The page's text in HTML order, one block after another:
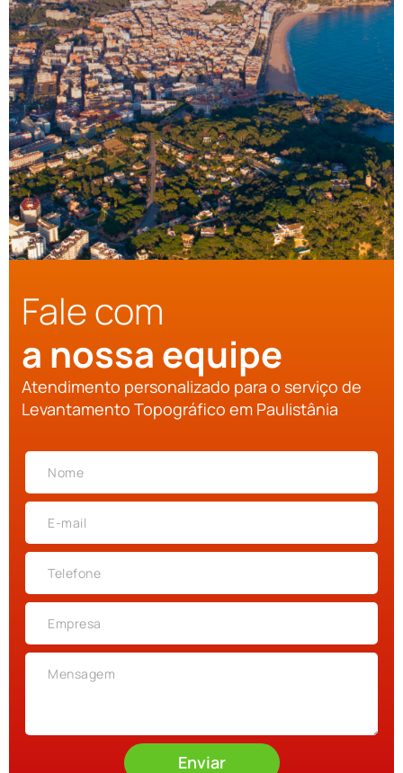
Fale com
a nossa equipe
Atendimento personalizado para o serviço de
Levantamento Topográfico em Paulistânia
Enviar